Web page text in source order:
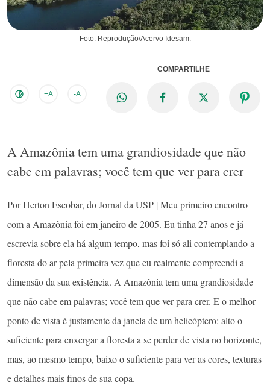
Foto: Reprodução/Acervo Idesam.
+A -A
COMPARTILHE
A Amazônia tem uma grandiosidade que não
cabe em palavras; você tem que ver para crer
Por Herton Escobar, do Jornal da USP | Meu primeiro encontro
com a Amazônia foi em janeiro de 2005. Eu tinha 27 anos e já
escrevia sobre ela há algum tempo, mas foi só ali contemplando a
floresta do ar pela primeira vez que eu realmente compreendi a
dimensão da sua existência. A Amazônia tem uma grandiosidade
que não cabe em palavras; você tem que ver para crer. E o melhor
ponto de vista é justamente da janela de um helicóptero: alto o
suficiente para enxergar a floresta a se perder de vista no horizonte,
mas, ao mesmo tempo, baixo o suficiente para ver as cores, texturas
e detalhes mais finos de sua copa.